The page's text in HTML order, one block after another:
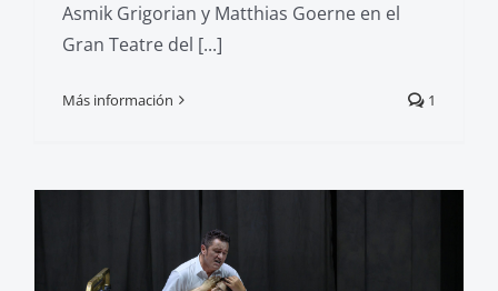
Asmik Grigorian y Matthias Goerne en el
Gran Teatre del [...]
Más información 1